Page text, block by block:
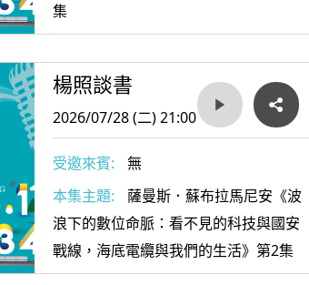
集
楊照談書
2026/07/28 (二) 21:00
受邀來賓:
無
本集主題:
薩曼斯．蘇布拉馬尼安《波
浪下的數位命脈：看不見的科技與國安
戰線，海底電纜與我們的生活》第2集